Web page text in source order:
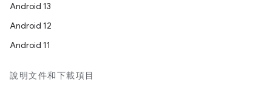
Android 13
Android 12
Android 11
說明文件和下載項目